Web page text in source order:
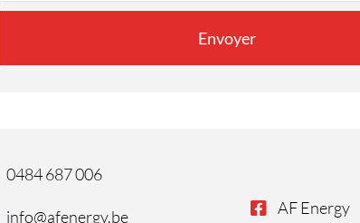
Envoyer
0484 687 006
info@afenergy.be AF Energy